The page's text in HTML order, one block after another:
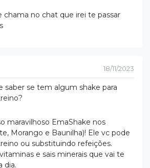
chama no chat que irei te passar
18/11/2023
saber se tem algum shake para
maravilhoso EmaShake nos
Morango e Baunilha)! Ele vc pode
ou substituindo refeições.
e sais minerais que vai te
dia.